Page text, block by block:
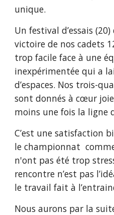
unique.
Un festival d’essais
victoire de nos cadets
trop facile face à une
inexpérimentée qui a
d’espaces. Nos trois-
sont donnés à cœur
moins une fois la ligne
C’est une satisfaction
le championnat
n'ont pas été trop
rencontre n’est pas
le travail fait à
Nous aurons par la